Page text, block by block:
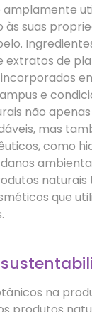
às suas
extratos de
e
não
mas
como
naturais
que
na